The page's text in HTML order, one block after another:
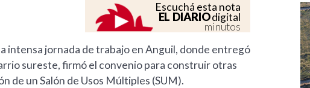
Escuchá esta nota
EL DIARIOdigital
minutos
intensa jornada de trabajo en Anguil, donde entregó
sureste, firmó el convenio para construir otras
de un Salón de Usos Múltiples (SUM).